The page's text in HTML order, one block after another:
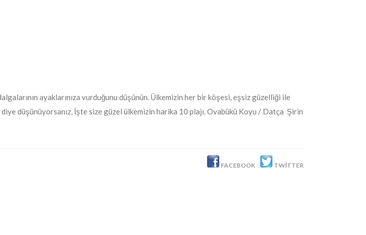
ayaklarınıza vurduğunu düşünün. Ülkemizin her bir köşesi, eşsiz güzelliği ile
düşünüyorsanız, İşte size güzel ülkemizin harika 10 plajı. Ovabükü Koyu / Datça Şirin
FACEBOOK TWITTER